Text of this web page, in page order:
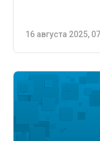
16 августа 2025,